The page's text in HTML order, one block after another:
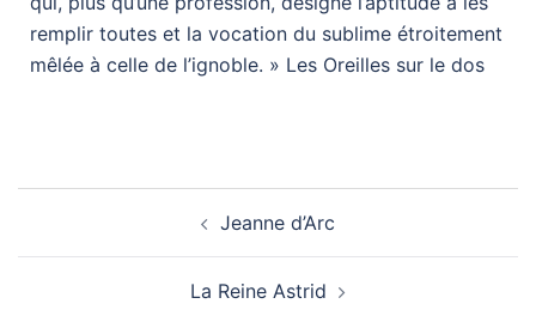
remplir toutes et la vocation du sublime étroitement
mêlée à celle de l’ignoble. » Les Oreilles sur le dos
Jeanne d’Arc
La Reine Astrid